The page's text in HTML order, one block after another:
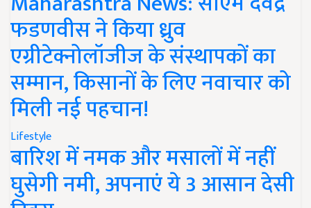
फडणवीस ने किया ध्रुव
एग्रीटेक्नोलॉजीज के संस्थापकों का
सम्मान, किसानों के लिए नवाचार को
मिली नई पहचान!
Lifestyle
बारिश में नमक और मसालों में नहीं
घुसेगी नमी, अपनाएं ये 3 आसान देसी